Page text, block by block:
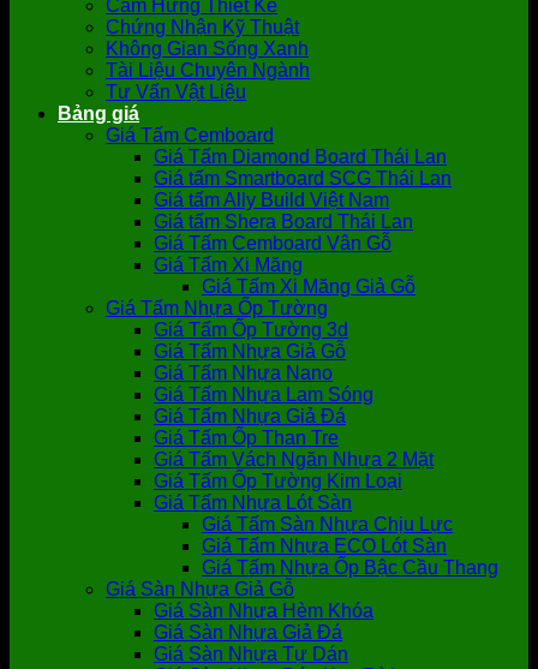
Cảm Hứng Thiết Kế
Chứng Nhận Kỹ Thuật
Không Gian Sống Xanh
Tài Liệu Chuyên Ngành
Tư Vấn Vật Liệu
Bảng giá
Giá Tấm Cemboard
Giá Tấm Diamond Board Thái Lan
Giá tấm Smartboard SCG Thái Lan
Giá tấm Ally Build Việt Nam
Giá tấm Shera Board Thái Lan
Giá Tấm Cemboard Vân Gỗ
Giá Tấm Xi Măng
Giá Tấm Xi Măng Giả Gỗ
Giá Tấm Nhựa Ốp Tường
Giá Tấm Ốp Tường 3d
Giá Tấm Nhựa Giả Gỗ
Giá Tấm Nhựa Nano
Giá Tấm Nhựa Lam Sóng
Giá Tấm Nhựa Giả Đá
Giá Tấm Ốp Than Tre
Giá Tấm Vách Ngăn Nhựa 2 Mặt
Giá Tấm Ốp Tường Kim Loại
Giá Tấm Nhựa Lót Sàn
Giá Tấm Sàn Nhựa Chịu Lực
Giá Tấm Nhựa ECO Lót Sàn
Giá Tấm Nhựa Ốp Bậc Cầu Thang
Giá Sàn Nhựa Giả Gỗ
Giá Sàn Nhựa Hèm Khóa
Giá Sàn Nhựa Giả Đá
Giá Sàn Nhựa Tự Dán